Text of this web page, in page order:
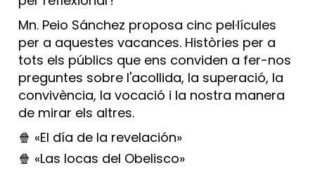
Mn. Peio Sánchez proposa cinc pel·lícules
per a aquestes vacances. Històries per a
tots els públics que ens conviden a fer-nos
preguntes sobre l'acollida, la superació, la
convivència, la vocació i la nostra manera
de mirar els altres.
🍿 «El día de la revelación»
🍿 «Las locas del Obelisco»